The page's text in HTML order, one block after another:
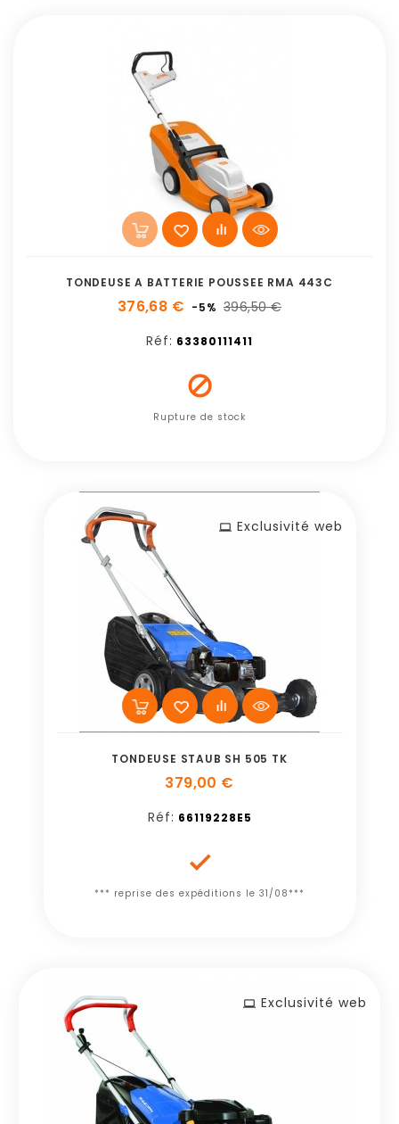
TONDEUSE A BATTERIE POUSSEE RMA 443C
376,68 € -5% 396,50 €
Réf: 63380111411

Rupture de stock
Exclusivité web
TONDEUSE STAUB SH 505 TK
379,00 €
Réf: 66119228E5

*** reprise des expéditions le 31/08***
Exclusivité web